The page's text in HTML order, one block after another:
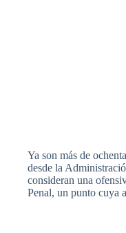
Ya son más de ochenta
desde la
consideran una
Penal, un punto cuya